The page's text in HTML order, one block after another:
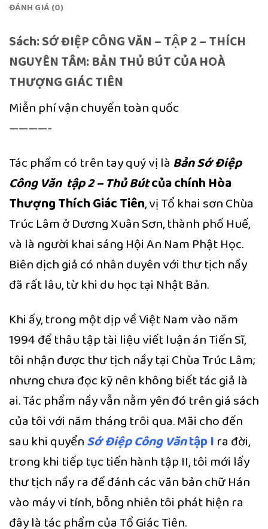
ĐÁNH GIÁ (0)
Sách: SỚ ĐIỆP CÔNG VĂN – TẬP 2 – THÍCH
NGUYÊN TÂM: BẢN THỦ BÚT CỦA HOÀ
THƯỢNG GIÁC TIÊN
Miễn phí vận chuyển toàn quốc
————-
Tác phẩm có trên tay quý vị là Bản Sớ Điệp
Công Văn tập 2 – Thủ Bútcủa chính Hòa
Thượng Thích Giác Tiên, vị Tổ khai sơn Chùa
Trúc Lâm ở Dương Xuân Sơn, thành phố Huế,
và là người khai sáng Hội An Nam Phật Học.
Biên dịch giả có nhân duyên với thư tịch nầy
đã rất lâu, từ khi du học tại Nhật Bản.
Khi ấy, trong một dịp về Việt Nam vào năm
1994 để thâu tập tài liệu viết luận án Tiến Sĩ,
tôi nhận được thư tịch nầy tại Chùa Trúc Lâm;
nhưng chưa đọc kỹ nên không biết tác giả là
ai. Tác phẩm nầy vẫn nằm yên đó trên giá sách
của tôi với năm tháng trôi qua. Mãi cho đến
sau khi quyểnSớ Điệp Công Văntập I ra đời,
trong khi tiếp tục tiến hành tập II, tôi mới lấy
thư tịch nầy ra để đánh các văn bản chữ Hán
vào máy vi tính, bỗng nhiên tôi phát hiện ra
đây là tác phẩm của Tổ Giác Tiên.